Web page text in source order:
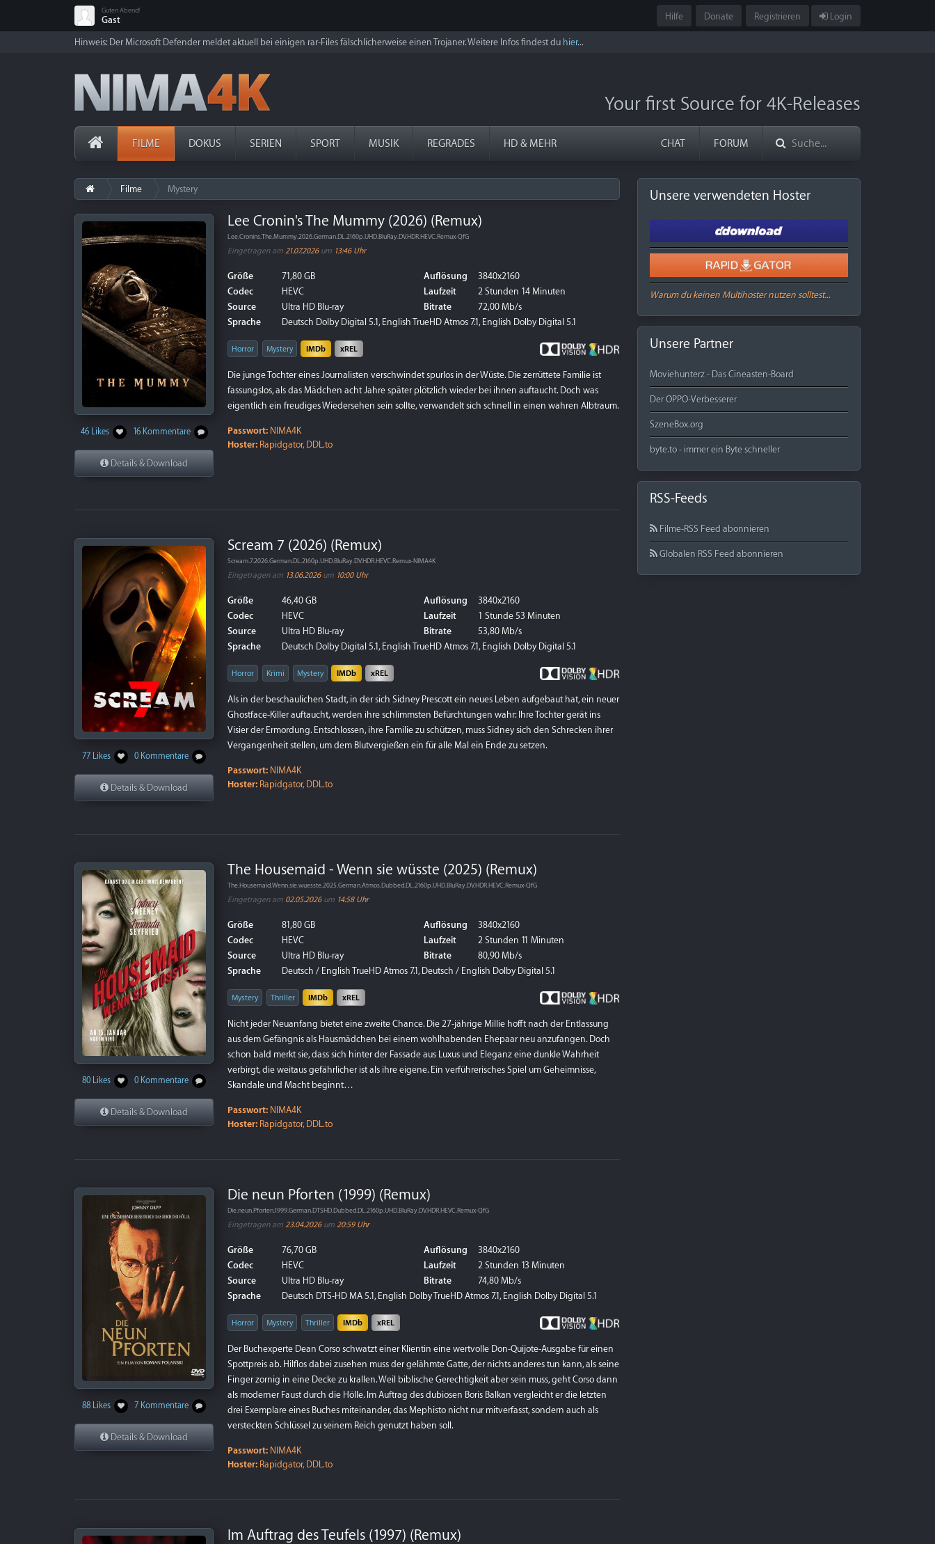
Guten Abend!
Gast Hilfe Donate Registrieren Login
Hinweis: Der Microsoft Defender meldet aktuell bei einigen rar-Files fälschlicherweise einen Trojaner. Weitere Infos findest du hier...
Your first Source for 4K-Releases
FILME DOKUS SERIEN SPORT MUSIK REGRADES HD & MEHR CHAT FORUM
Filme Mystery
46 Likes 16 Kommentare
Details & Download
Lee Cronin's The Mummy (2026) (Remux)
Lee.Cronins.The.Mummy.2026.German.DL.2160p.UHD.BluRay.DV.HDR.HEVC.Remux-QfG
Eingetragen am 21.07.2026um 13:46 Uhr
Größe
71,80 GB
Codec
HEVC
Source
Ultra HD Blu-ray
Sprache
Deutsch Dolby Digital 5.1, English TrueHD Atmos 7.1, English Dolby Digital 5.1
Auflösung
3840x2160
Laufzeit
2 Stunden 14 Minuten
Bitrate
72,00 Mb/s
Horror Mystery IMDb xREL
Die junge Tochter eines Journalisten verschwindet spurlos in der Wüste. Die zerrüttete Familie ist
fassungslos, als das Mädchen acht Jahre später plötzlich wieder bei ihnen auftaucht. Doch was
eigentlich ein freudiges Wiedersehen sein sollte, verwandelt sich schnell in einen wahren Albtraum.
Passwort: NIMA4K
Hoster: Rapidgator, DDL.to
77 Likes 0 Kommentare
Details & Download
Scream 7 (2026) (Remux)
Scream.7.2026.German.DL.2160p.UHD.BluRay.DV.HDR.HEVC.Remux-NIMA4K
Eingetragen am 13.06.2026um 10:00 Uhr
Größe
46,40 GB
Codec
HEVC
Source
Ultra HD Blu-ray
Sprache
Deutsch Dolby Digital 5.1, English TrueHD Atmos 7.1, English Dolby Digital 5.1
Auflösung
3840x2160
Laufzeit
1 Stunde 53 Minuten
Bitrate
53,80 Mb/s
Horror Krimi Mystery IMDb xREL
Als in der beschaulichen Stadt, in der sich Sidney Prescott ein neues Leben aufgebaut hat, ein neuer
Ghostface-Killer auftaucht, werden ihre schlimmsten Befürchtungen wahr: Ihre Tochter gerät ins
Visier der Ermordung. Entschlossen, ihre Familie zu schützen, muss Sidney sich den Schrecken ihrer
Vergangenheit stellen, um dem Blutvergießen ein für alle Mal ein Ende zu setzen.
Passwort: NIMA4K
Hoster: Rapidgator, DDL.to
80 Likes 0 Kommentare
Details & Download
The Housemaid - Wenn sie wüsste (2025) (Remux)
The.Housemaid.Wenn.sie.wuesste.2025.German.Atmos.Dubbed.DL.2160p.UHD.BluRay.DV.HDR.HEVC.Remux-QfG
Eingetragen am 02.05.2026um 14:58 Uhr
Größe
81,80 GB
Codec
HEVC
Source
Ultra HD Blu-ray
Sprache
Deutsch / English TrueHD Atmos 7.1, Deutsch / English Dolby Digital 5.1
Auflösung
3840x2160
Laufzeit
2 Stunden 11 Minuten
Bitrate
80,90 Mb/s
Mystery Thriller IMDb xREL
Nicht jeder Neuanfang bietet eine zweite Chance. Die 27-jährige Millie hofft nach der Entlassung
aus dem Gefängnis als Hausmädchen bei einem wohlhabenden Ehepaar neu anzufangen. Doch
schon bald merkt sie, dass sich hinter der Fassade aus Luxus und Eleganz eine dunkle Wahrheit
verbirgt, die weitaus gefährlicher ist als ihre eigene. Ein verführerisches Spiel um Geheimnisse,
Skandale und Macht beginnt…
Passwort: NIMA4K
Hoster: Rapidgator, DDL.to
88 Likes 7 Kommentare
Details & Download
Die neun Pforten (1999) (Remux)
Die.neun.Pforten.1999.German.DTSHD.Dubbed.DL.2160p.UHD.BluRay.DV.HDR.HEVC.Remux-QfG
Eingetragen am 23.04.2026um 20:59 Uhr
Größe
76,70 GB
Codec
HEVC
Source
Ultra HD Blu-ray
Sprache
Deutsch DTS-HD MA 5.1, English Dolby TrueHD Atmos 7.1, English Dolby Digital 5.1
Auflösung
3840x2160
Laufzeit
2 Stunden 13 Minuten
Bitrate
74,80 Mb/s
Horror Mystery Thriller IMDb xREL
Der Buchexperte Dean Corso schwatzt einer Klientin eine wertvolle Don-Quijote-Ausgabe für einen
Spottpreis ab. Hilflos dabei zusehen muss der gelähmte Gatte, der nichts anderes tun kann, als seine
Finger zornig in eine Decke zu krallen. Weil biblische Gerechtigkeit aber sein muss, geht Corso dann
als moderner Faust durch die Hölle. Im Auftrag des dubiosen Boris Balkan vergleicht er die letzten
drei Exemplare eines Buches miteinander, das Mephisto nicht nur mitverfasst, sondern auch als
versteckten Schlüssel zu seinem Reich genutzt haben soll.
Passwort: NIMA4K
Hoster: Rapidgator, DDL.to
Im Auftrag des Teufels (1997) (Remux)
Unsere verwendeten Hoster
Warum du keinen Multihoster nutzen solltest...
Unsere Partner
Moviehunterz - Das Cineasten-Board
Der OPPO-Verbesserer
SzeneBox.org
byte.to - immer ein Byte schneller
RSS-Feeds
Filme-RSS Feed abonnieren
Globalen RSS Feed abonnieren